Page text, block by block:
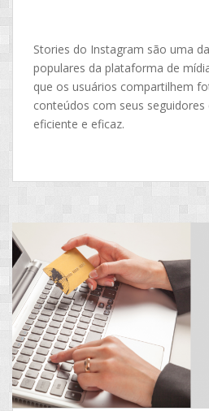
Stories do Instagram são uma
populares da plataforma de
que os usuários compartilhem
conteúdos com seus seguidores
eficiente e eficaz.